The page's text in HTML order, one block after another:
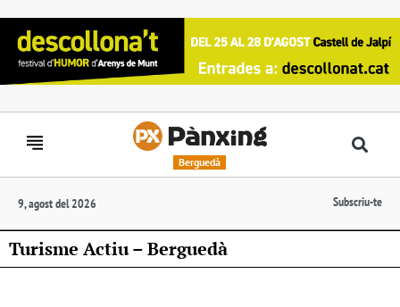
Berguedà
9, agost del 2026 Subscriu-te
Turisme Actiu – Berguedà